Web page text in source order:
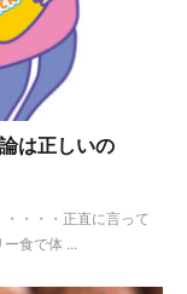
は正しいの
・・・正直に言って
食で体 ...